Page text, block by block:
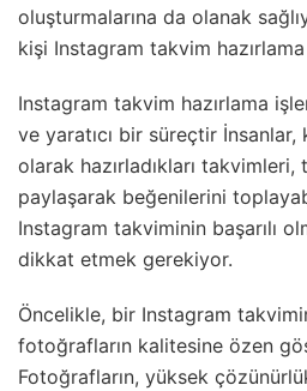
oluşturmalarına da olanak
kişi Instagram takvim
Instagram takvim hazırlama
ve yaratıcı bir süreçtir
olarak hazırladıkları
paylaşarak beğenilerini
Instagram takviminin başarılı
dikkat etmek gerekiyor.
Öncelikle, bir Instagram
fotoğrafların kalitesine özen
Fotoğrafların, yüksek